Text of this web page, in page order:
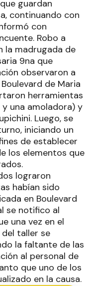
guardan
continuando con
con
Robo a
la madrugada de
9na que
observaron a
de Maria
herramientas
una amoladora) y
Luego, se
iniciando un
de establecer
los elementos que
lograron
habían sido
en Boulevard
se notifico al
una vez en el
taller se
la faltante de las
al personal de
que uno de los
en la causa.